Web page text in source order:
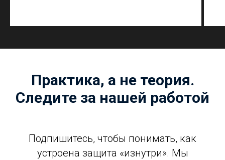
Практика, а не теория.
Следите за нашей работой
Подпишитесь, чтобы понимать, как
устроена защита «изнутри». Мы